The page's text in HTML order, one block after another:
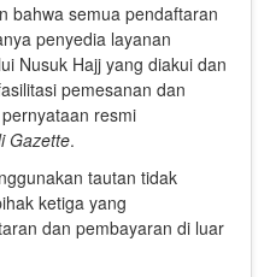
bahwa semua pendaftaran
penyedia layanan
Nusuk Hajj yang diakui dan
pemesanan dan
resmi
Gazette.
tautan tidak
ketiga yang
dan pembayaran di luar